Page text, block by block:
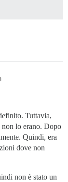
Tuttavia,
non lo erano. Dopo
Quindi, era
dove non
non è stato un